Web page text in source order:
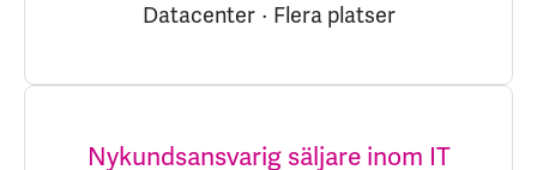
Datacenter · Flera platser
Nykundsansvarig säljare inom IT